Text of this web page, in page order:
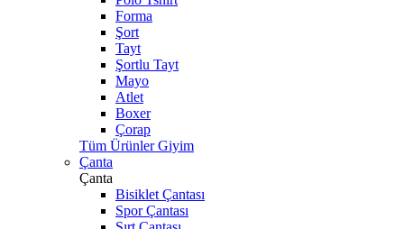
Forma
Şort
Tayt
Şortlu Tayt
Mayo
Atlet
Boxer
Çorap
Tüm Ürünler Giyim
Çanta
Çanta
Bisiklet Çantası
Spor Çantası